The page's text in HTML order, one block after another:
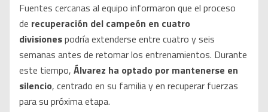
Fuentes cercanas al equipo informaron que el proceso
de recuperación del campeón en cuatro
divisionespodría extenderse entre cuatro y seis
semanas antes de retomar los entrenamientos. Durante
este tiempo, Álvarez ha optado por mantenerse en
silencio, centrado en su familia y en recuperar fuerzas
para su próxima etapa.